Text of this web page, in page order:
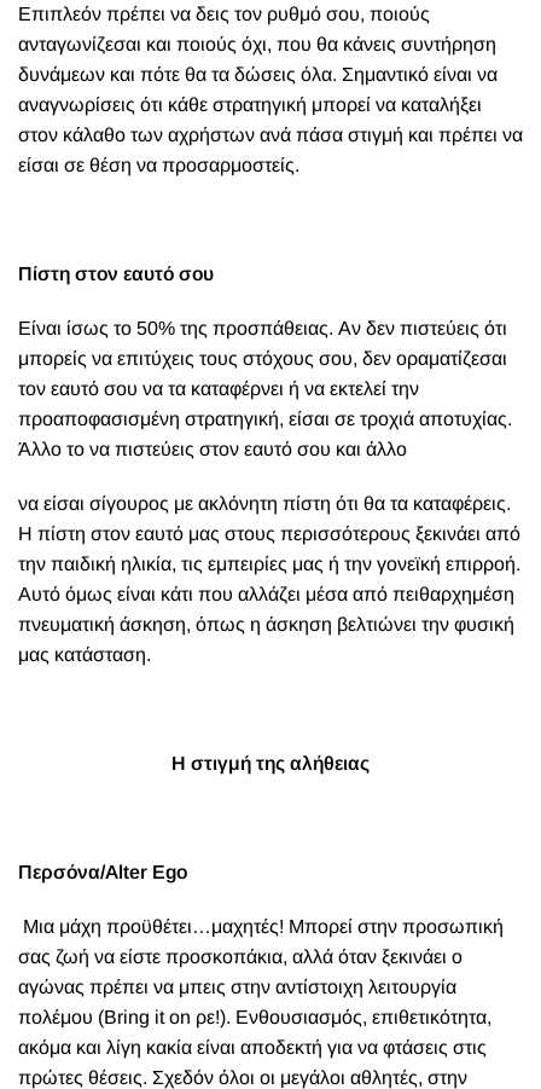
Επιπλεόν πρέπει να δεις τον ρυθμό σου, ποιούς
ανταγωνίζεσαι και ποιούς όχι, που θα κάνεις συντήρηση
δυνάμεων και πότε θα τα δώσεις όλα. Σημαντικό είναι να
αναγνωρίσεις ότι κάθε στρατηγική μπορεί να καταλήξει
στον κάλαθο των αχρήστων ανά πάσα στιγμή και πρέπει να
είσαι σε θέση να προσαρμοστείς.
Πίστη στον εαυτό σου
Είναι ίσως το 50% της προσπάθειας. Αν δεν πιστεύεις ότι
μπορείς να επιτύχεις τους στόχους σου, δεν οραματίζεσαι
τον εαυτό σου να τα καταφέρνει ή να εκτελεί την
προαποφασισμένη στρατηγική, είσαι σε τροχιά αποτυχίας.
Άλλο το να πιστεύεις στον εαυτό σου και άλλο
να είσαι σίγουρος με ακλόνητη πίστη ότι θα τα καταφέρεις.
Η πίστη στον εαυτό μας στους περισσότερους ξεκινάει από
την παιδική ηλικία, τις εμπειρίες μας ή την γονεϊκή επιρροή.
Αυτό όμως είναι κάτι που αλλάζει μέσα από πειθαρχημέση
πνευματική άσκηση, όπως η άσκηση βελτιώνει την φυσική
μας κατάσταση.
Η στιγμή της αλήθειας
Περσόνα/Alter Ego
Μια μάχη προϋθέτει…μαχητές! Μπορεί στην προσωπική
σας ζωή να είστε προσκοπάκια, αλλά όταν ξεκινάει ο
αγώνας πρέπει να μπεις στην αντίστοιχη λειτουργία
πολέμου (Bring it on ρε!). Ενθουσιασμός, επιθετικότητα,
ακόμα και λίγη κακία είναι αποδεκτή για να φτάσεις στις
πρώτες θέσεις. Σχεδόν όλοι οι μεγάλοι αθλητές, στην